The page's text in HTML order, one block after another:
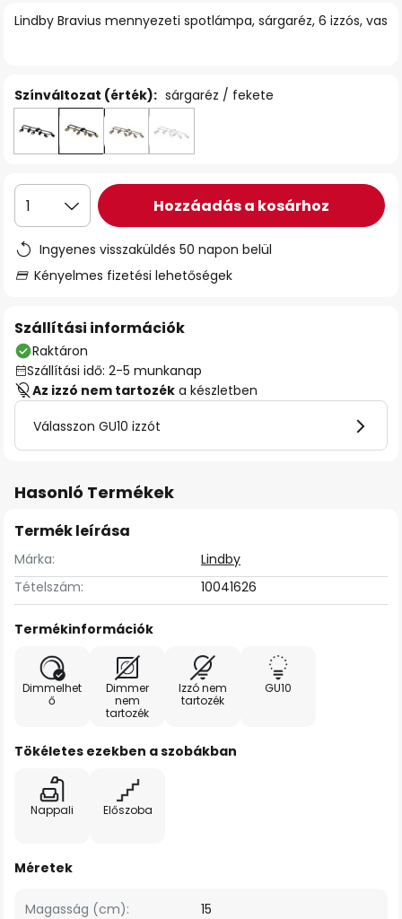
Lindby Bravius mennyezeti spotlámpa, sárgaréz, 6 izzós, vas
Színváltozat (érték): sárgaréz / fekete
1 Hozzáadás a kosárhoz
Ingyenes visszaküldés 50 napon belül
Kényelmes fizetési lehetőségek
Szállítási információk
Raktáron
Szállítási idő: 2-5 munkanap
Az izzó nem tartozék a készletben
Válasszon GU10 izzót
Hasonló Termékek
Termék leírása
Márka:
Lindby
Tételszám:
10041626
Termékinformációk
Dimmelhet
ő
Dimmer
nem
tartozék
Izzó nem
tartozék
GU10
Tökéletes ezekben a szobákban
Nappali Előszoba
Méretek
Magasság (cm): 15